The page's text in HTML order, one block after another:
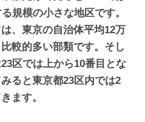
規模の小さな地区です。
、東京の自治体平均12万
較的多い部類です。そし
区では上から10番目とな
ると東京都23区内では2
ます。